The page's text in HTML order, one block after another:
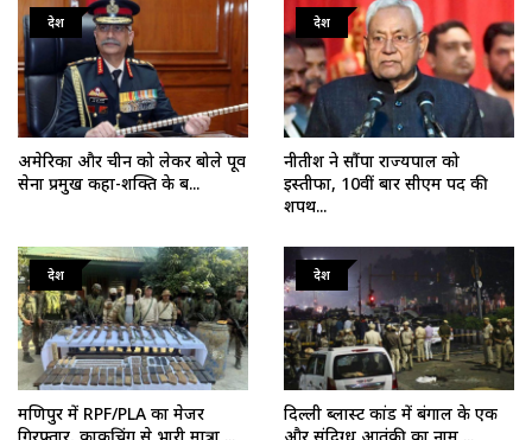
देश
अमेरिका और चीन को लेकर बोले पूर्व
सेना प्रमुख कहा-शक्ति के ब...
देश
नीतीश ने सौंपा राज्यपाल को
इस्तीफा, 10वीं बार सीएम पद की
शपथ...
देश
मणिपुर में RPF/PLA का मेजर
देश
दिल्ली ब्लास्ट कांड में बंगाल के एक